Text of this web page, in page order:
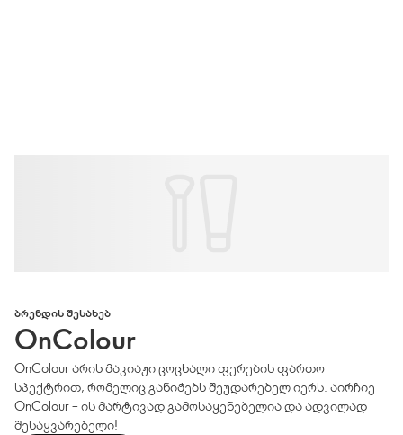
ᲑᲠᲔᲜᲓᲘᲡ ᲨᲔᲡᲐᲮᲔᲑ
OnColour
OnColour არის მაკიაჟი ცოცხალი ფერების ფართო
სპექტრით, რომელიც განიჭებს შეუდარებელ იერს. აირჩიე
OnColour – ის მარტივად გამოსაყენებელია და ადვილად
შესაყვარებელი!